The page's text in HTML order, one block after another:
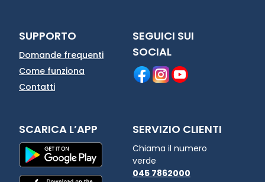
SUPPORTO
Domande frequenti
Come funziona
Contatti
SEGUICI SUI
SOCIAL
SCARICA L’APP SERVIZIO CLIENTI
Chiama il numero
verde
045 7862000